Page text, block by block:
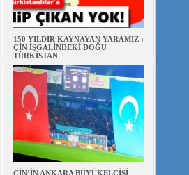
150 YILDIR KAYNAYAN YARAMIZ :
ÇİN İŞGALİNDEKİ DOĞU
TÜRKİSTAN
ÇİN’İN ANKARA BÜYÜKELÇİSİ